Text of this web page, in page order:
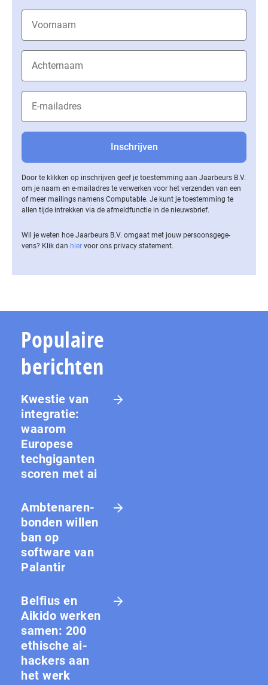
Door te klikken op inschrijven geef je toestemming aan Jaarbeurs B.V.
om je naam en e-mailadres te verwerken voor het verzenden van een
of meer mailings namens Computable. Je kunt je toestemming te
allen tijde intrekken via de af­meld­func­tie in de nieuwsbrief.
Wil je weten hoe Jaarbeurs B.V. omgaat met jouw per­soons­ge­ge­
vens? Klik dan hier voor ons privacy statement.
Populaire
berichten
Kwestie van
integratie:
waarom
Europese
techgiganten
scoren met ai
Amb­te­na­ren­
bon­den willen
ban op
software van
Palantir
Belfius en
Aikido werken
samen: 200
ethische ai-
hackers aan
het werk